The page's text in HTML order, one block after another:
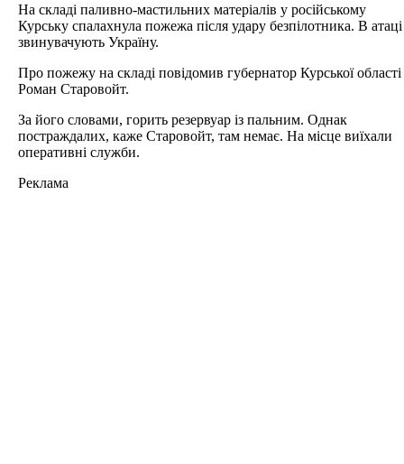
На складі паливно-мастильних матеріалів у російському
Курську спалахнула пожежа після удару безпілотника. В атаці
звинувачують Україну.
Про пожежу на складі повідомив губернатор Курської області
Роман Старовойт.
За його словами, горить резервуар із пальним. Однак
постраждалих, каже Старовойт, там немає. На місце виїхали
оперативні служби.
Реклама